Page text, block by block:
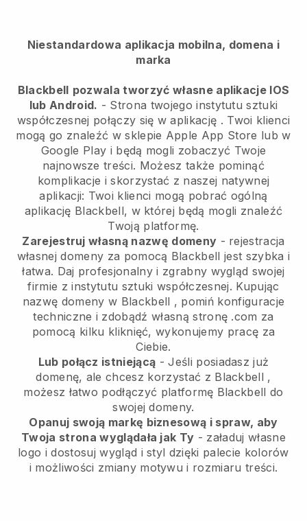
Niestandardowa aplikacja mobilna, domena i
marka
Blackbell pozwala tworzyć własne aplikacje IOS
lub Android. - Strona twojego instytutu sztuki
współczesnej połączy się w aplikację . Twoi klienci
mogą go znaleźć w sklepie Apple App Store lub w
Google Play i będą mogli zobaczyć Twoje
najnowsze treści. Możesz także pominąć
komplikacje i skorzystać z naszej natywnej
aplikacji: Twoi klienci mogą pobrać ogólną
aplikację Blackbell, w której będą mogli znaleźć
Twoją platformę.
Zarejestruj własną nazwę domeny - rejestracja
własnej domeny za pomocą Blackbell jest szybka i
łatwa. Daj profesjonalny i zgrabny wygląd swojej
firmie z instytutu sztuki współczesnej. Kupując
nazwę domeny w Blackbell , pomiń konfiguracje
techniczne i zdobądź własną stronę .com za
pomocą kilku kliknięć, wykonujemy pracę za
Ciebie.
Lub połącz istniejącą - Jeśli posiadasz już
domenę, ale chcesz korzystać z Blackbell ,
możesz łatwo podłączyć platformę Blackbell do
swojej domeny.
Opanuj swoją markę biznesową i spraw, aby
Twoja strona wyglądała jak Ty - załaduj własne
logo i dostosuj wygląd i styl dzięki palecie kolorów
i możliwości zmiany motywu i rozmiaru treści.